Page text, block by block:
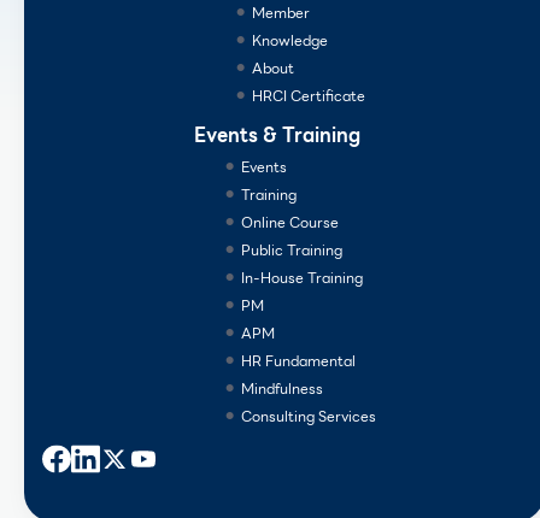
Member
Knowledge
About
HRCI Certificate
Events & Training
Events
Training
Online Course
Public Training
In-House Training
PM
APM
HR Fundamental
Mindfulness
Consulting Services